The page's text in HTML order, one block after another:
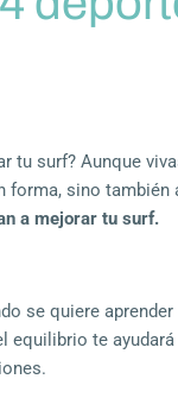
tu surf? Aunque
sino
a mejorar tu surf.
se quiere
te